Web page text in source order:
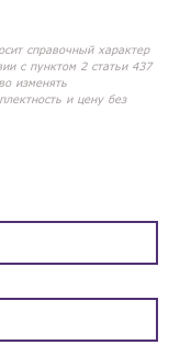
справочный характер
с пунктом 2 статьи 437
изменять
и цену без